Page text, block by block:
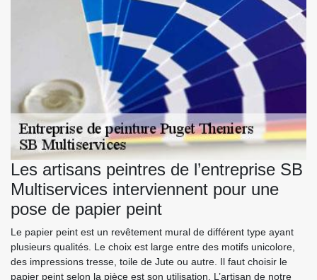
Les artisans peintres de l’entreprise SB
Multiservices interviennent pour une
pose de papier peint
Le papier peint est un revêtement mural de différent type ayant
plusieurs qualités. Le choix est large entre des motifs unicolore,
des impressions tresse, toile de Jute ou autre. Il faut choisir le
papier peint selon la pièce est son utilisation. L’artisan de notre